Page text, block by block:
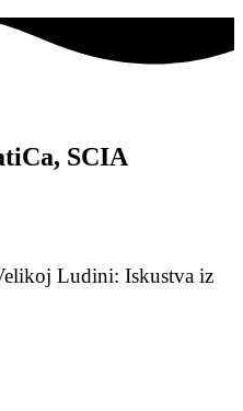
, SCIA
Ludini: Iskustva iz